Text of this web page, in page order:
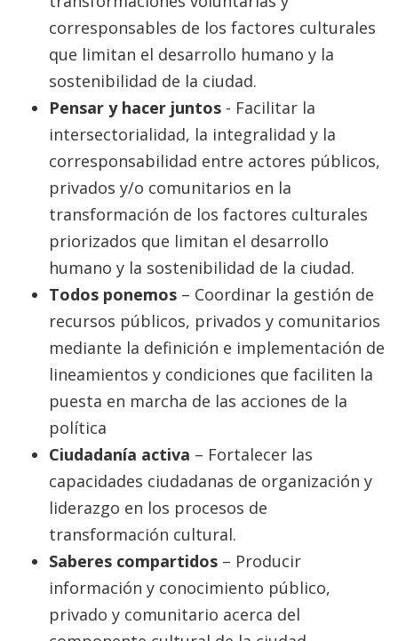
corresponsables de los factores culturales
que limitan el desarrollo humano y la
sostenibilidad de la ciudad.
Pensar y hacer juntos - Facilitar la
intersectorialidad, la integralidad y la
corresponsabilidad entre actores públicos,
privados y/o comunitarios en la
transformación de los factores culturales
priorizados que limitan el desarrollo
humano y la sostenibilidad de la ciudad.
Todos ponemos – Coordinar la gestión de
recursos públicos, privados y comunitarios
mediante la definición e implementación de
lineamientos y condiciones que faciliten la
puesta en marcha de las acciones de la
política
Ciudadanía activa – Fortalecer las
capacidades ciudadanas de organización y
liderazgo en los procesos de
transformación cultural.
Saberes compartidos – Producir
información y conocimiento público,
privado y comunitario acerca del